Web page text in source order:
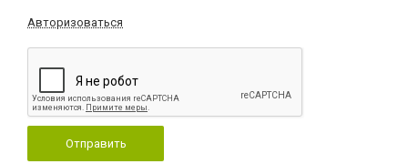
Авторизоваться
Отправить